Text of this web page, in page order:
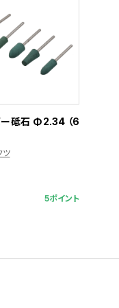
砥石 Φ2.34 （6
ツ
5ポイント